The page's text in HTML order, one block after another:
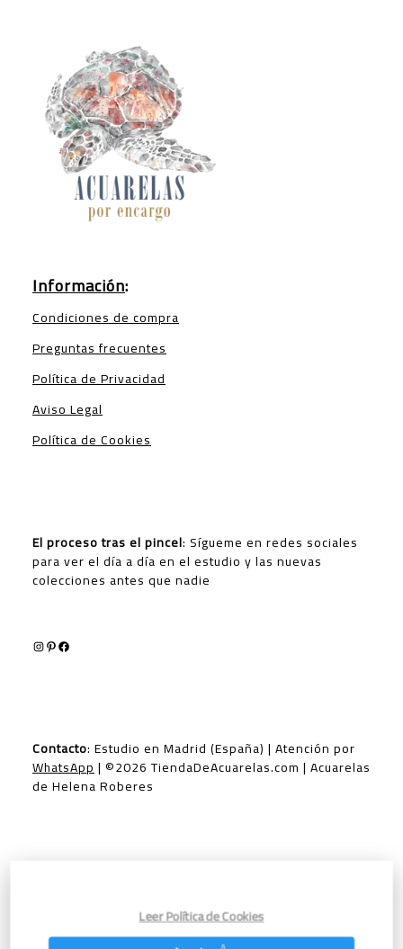
Información:
Condiciones de compra
Preguntas frecuentes
Política de Privacidad
Aviso Legal
Política de Cookies
El proceso tras el pincel: Sígueme en redes sociales
para ver el día a día en el estudio y las nuevas
colecciones antes que nadie
Instagram
Pinterest
Facebook
Contacto: Estudio en Madrid (España) | Atención por
WhatsApp| ©2026 TiendaDeAcuarelas.com | Acuarelas
de Helena Roberes
mundo y Reproducciones de Edición Limitada de
Leer Política de Cookies